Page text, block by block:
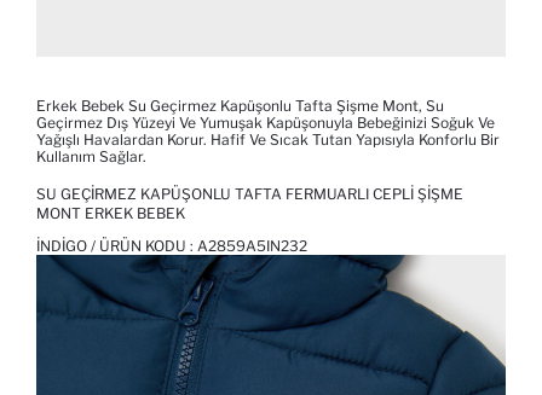
Erkek Bebek Su Geçirmez Kapüşonlu Tafta Şişme Mont, Su
Geçirmez Dış Yüzeyi Ve Yumuşak Kapüşonuyla Bebeğinizi Soğuk Ve
Yağışlı Havalardan Korur. Hafif Ve Sıcak Tutan Yapısıyla Konforlu Bir
Kullanım Sağlar.
SU GEÇIRMEZ KAPÜŞONLU TAFTA FERMUARLI CEPLI ŞIŞME
MONT ERKEK BEBEK
İNDIGO / ÜRÜN KODU : A2859A5IN232